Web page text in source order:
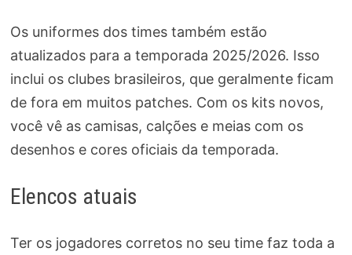
Os uniformes dos times também estão
atualizados para a temporada 2025/2026. Isso
inclui os clubes brasileiros, que geralmente ficam
de fora em muitos patches. Com os kits novos,
você vê as camisas, calções e meias com os
desenhos e cores oficiais da temporada.
Elencos atuais
Ter os jogadores corretos no seu time faz toda a